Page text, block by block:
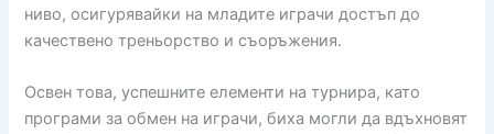
ниво, осигурявайки на младите играчи достъп до
качествено треньорство и съоръжения.
Освен това, успешните елементи на турнира, като
програми за обмен на играчи, биха могли да вдъхновят